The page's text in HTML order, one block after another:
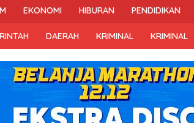
EKONOMI HIBURAN PENDIDIKAN
DAERAH KRIMINAL KRIMINAL